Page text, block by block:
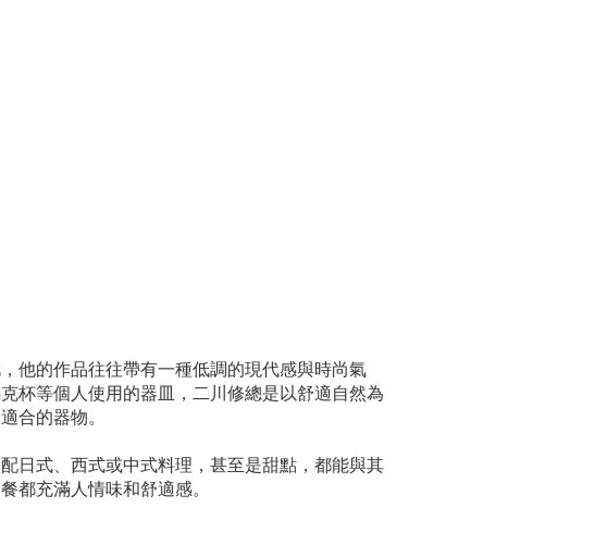
他的作品往往帶有一種低調的現代感與時尚氣
杯等個人使用的器皿，二川修總是以舒適自然為
合的器物。
日式、西式或中式料理，甚至是甜點，都能與其
都充滿人情味和舒適感。